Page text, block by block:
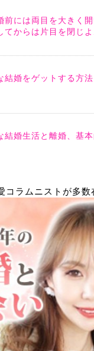
前には両目を大きく開
てからは片目を閉じよ
結婚をゲットする方法
結婚生活と離婚、基本
コラムニストが多数